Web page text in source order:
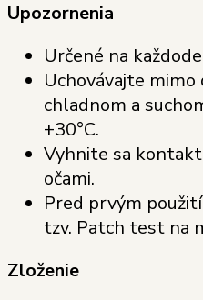
Upozornenia
Určené na
Uchovávajte
chladnom a
+30°C.
Vyhnite sa
očami.
Pred prvým
tzv. Patch test na
Zloženie